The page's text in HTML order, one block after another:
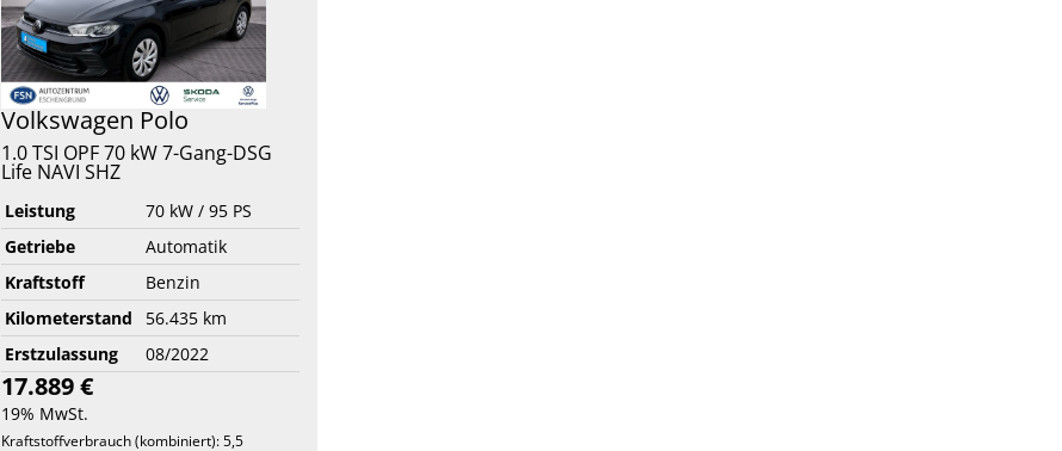
Volkswagen Polo
1.0 TSI OPF 70 kW 7-Gang-DSG
Life NAVI SHZ
Leistung
70 kW / 95 PS
Getriebe
Automatik
Kraftstoff
Benzin
Kilometerstand
56.435 km
Erstzulassung
08/2022
17.889 €
19% MwSt.
Kraftstoffverbrauch (kombiniert): 5,5